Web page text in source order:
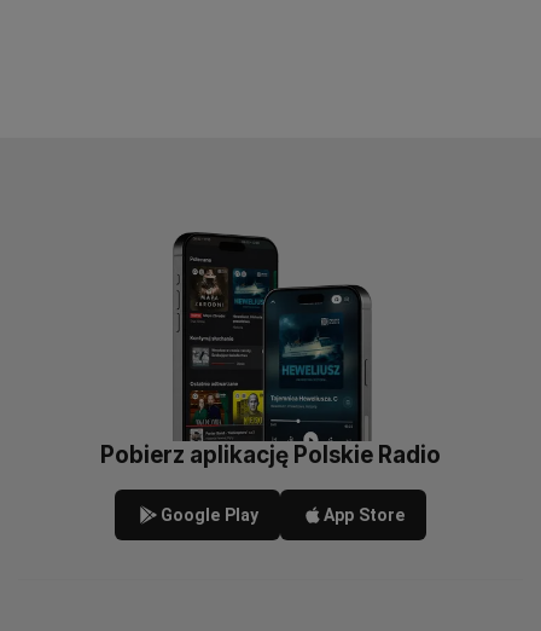
Pobierz aplikację Polskie Radio
Google Play App Store